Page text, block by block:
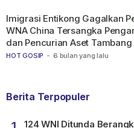
HOT GOSIP - 6 bulan yang lalu
Imigrasi Entikong Gagalkan
WNA China Tersangka
dan Pencurian Aset Tambang
Ketapang
Berita Terpopuler
124 WNI Ditunda